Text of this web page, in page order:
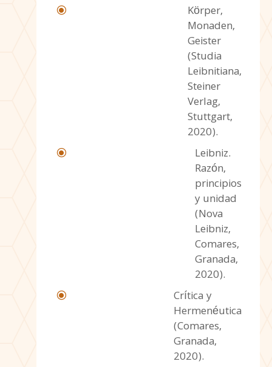
\
Körper,
Monaden,
Geister
(Studia
Leibnitiana,
Steiner
Verlag,
Stuttgart,
2020).
\
Leibniz.
Razón,
principios
y unidad
(Nova
Leibniz,
Comares,
Granada,
2020).
\
Crítica y
Hermenéutica
(Comares,
Granada,
2020).